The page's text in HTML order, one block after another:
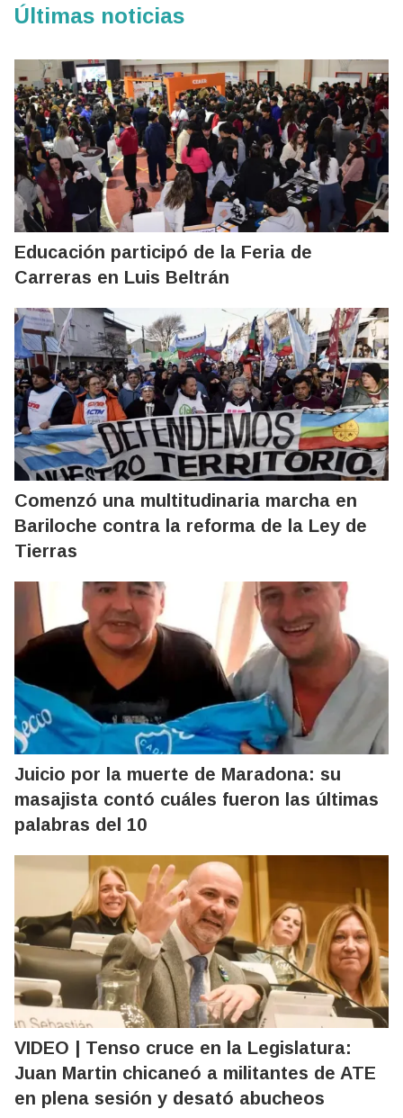
Últimas noticias
Educación participó de la Feria de
Carreras en Luis Beltrán
Comenzó una multitudinaria marcha en
Bariloche contra la reforma de la Ley de
Tierras
Juicio por la muerte de Maradona: su
masajista contó cuáles fueron las últimas
palabras del 10
VIDEO | Tenso cruce en la Legislatura:
Juan Martin chicaneó a militantes de ATE
en plena sesión y desató abucheos